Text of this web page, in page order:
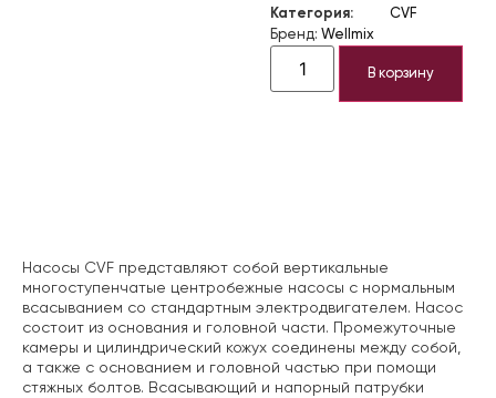
Категория:
CVF
Бренд: Wellmix
В корзину
Насосы CVF представляют собой вертикальные
многоступенчатые центробежные насосы с нормальным
всасыванием со стандартным электродвигателем. Насос
состоит из основания и головной части. Промежуточные
камеры и цилиндрический кожух соединены между собой,
а также с основанием и головной частью при помощи
стяжных болтов. Всасывающий и напорный патрубки